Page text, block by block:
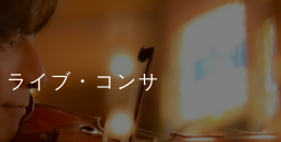
イブ・コンサート